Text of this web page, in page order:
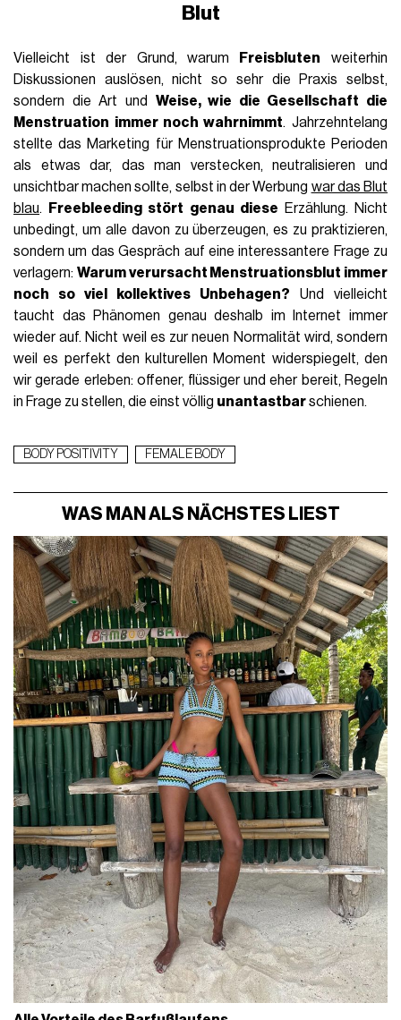
Blut
Vielleicht ist der Grund, warum Freisbluten weiterhin
Diskussionen auslösen, nicht so sehr die Praxis selbst,
sondern die Art und Weise, wie die Gesellschaft die
Menstruation immer noch wahrnimmt. Jahrzehntelang
stellte das Marketing für Menstruationsprodukte Perioden
als etwas dar, das man verstecken, neutralisieren und
unsichtbar machen sollte, selbst in der Werbung war das Blut
blau. Freebleeding stört genau diese Erzählung. Nicht
unbedingt, um alle davon zu überzeugen, es zu praktizieren,
sondern um das Gespräch auf eine interessantere Frage zu
verlagern: Warum verursacht Menstruationsblut immer
noch so viel kollektives Unbehagen? Und vielleicht
taucht das Phänomen genau deshalb im Internet immer
wieder auf. Nicht weil es zur neuen Normalität wird, sondern
weil es perfekt den kulturellen Moment widerspiegelt, den
wir gerade erleben: offener, flüssiger und eher bereit, Regeln
in Frage zu stellen, die einst völlig unantastbarschienen.
BODY POSITIVITY FEMALE BODY
WAS MAN ALS NÄCHSTES LIEST